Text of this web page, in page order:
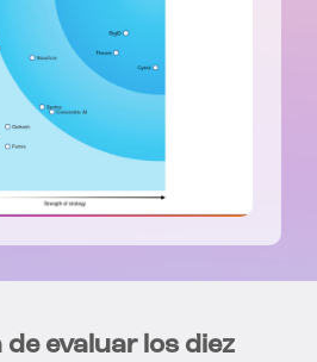
evaluar los diez